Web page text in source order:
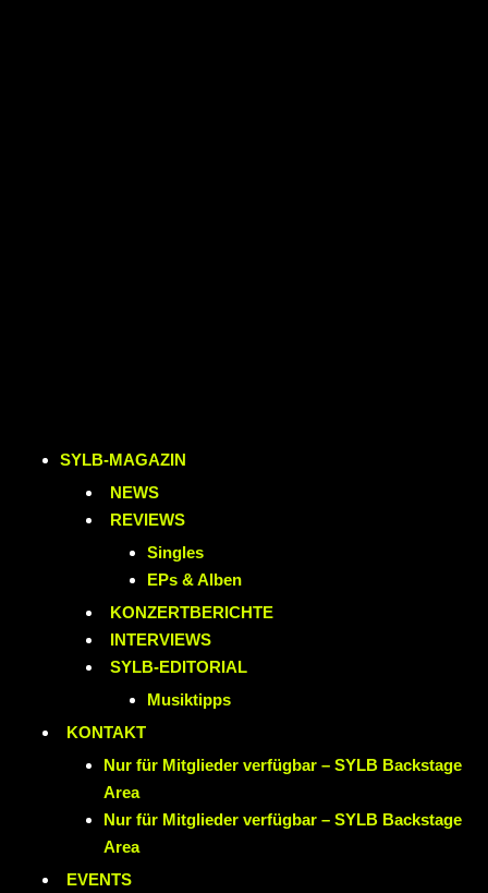
SYLB-MAGAZIN
NEWS
REVIEWS
Singles
EPs & Alben
KONZERTBERICHTE
INTERVIEWS
SYLB-EDITORIAL
Musiktipps
KONTAKT
Nur für Mitglieder verfügbar – SYLB Backstage
Area
Nur für Mitglieder verfügbar – SYLB Backstage
Area
EVENTS